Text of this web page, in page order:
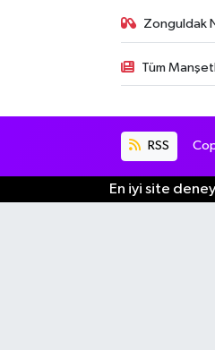
Zonguldak
Tüm
RSS
En iyi site